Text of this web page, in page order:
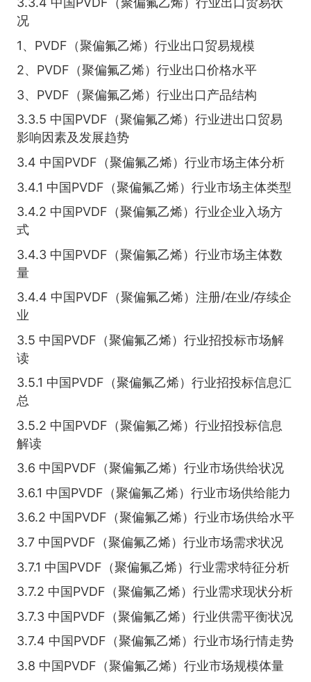
况
1、PVDF（聚偏氟乙烯）行业出口贸易规模
2、PVDF（聚偏氟乙烯）行业出口价格水平
3、PVDF（聚偏氟乙烯）行业出口产品结构
3.3.5 中国PVDF（聚偏氟乙烯）行业进出口贸易
影响因素及发展趋势
3.4 中国PVDF（聚偏氟乙烯）行业市场主体分析
3.4.1 中国PVDF（聚偏氟乙烯）行业市场主体类型
3.4.2 中国PVDF（聚偏氟乙烯）行业企业入场方
式
3.4.3 中国PVDF（聚偏氟乙烯）行业市场主体数
量
3.4.4 中国PVDF（聚偏氟乙烯）注册/在业/存续企
业
3.5 中国PVDF（聚偏氟乙烯）行业招投标市场解
读
3.5.1 中国PVDF（聚偏氟乙烯）行业招投标信息汇
总
3.5.2 中国PVDF（聚偏氟乙烯）行业招投标信息
解读
3.6 中国PVDF（聚偏氟乙烯）行业市场供给状况
3.6.1 中国PVDF（聚偏氟乙烯）行业市场供给能力
3.6.2 中国PVDF（聚偏氟乙烯）行业市场供给水平
3.7 中国PVDF（聚偏氟乙烯）行业市场需求状况
3.7.1 中国PVDF（聚偏氟乙烯）行业需求特征分析
3.7.2 中国PVDF（聚偏氟乙烯）行业需求现状分析
3.7.3 中国PVDF（聚偏氟乙烯）行业供需平衡状况
3.7.4 中国PVDF（聚偏氟乙烯）行业市场行情走势
3.8 中国PVDF（聚偏氟乙烯）行业市场规模体量